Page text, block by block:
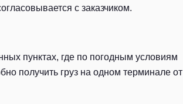
с заказчиком.
пунктах, где по погодным условиям
получить груз на одном терминале от